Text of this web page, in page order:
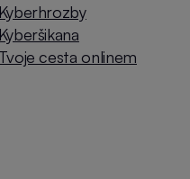
Kyberhrozby
Kyberšikana
Tvoje cesta onlinem